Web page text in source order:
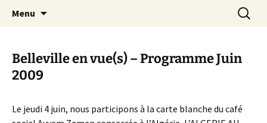
Canal Marches
Menu
Belleville en vue(s) – Programme Juin
2009
Le jeudi 4 juin, nous participons à la carte blanche du café